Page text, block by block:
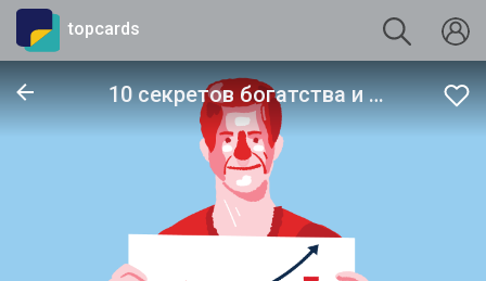
topcards
10 секретов богатства и успеха